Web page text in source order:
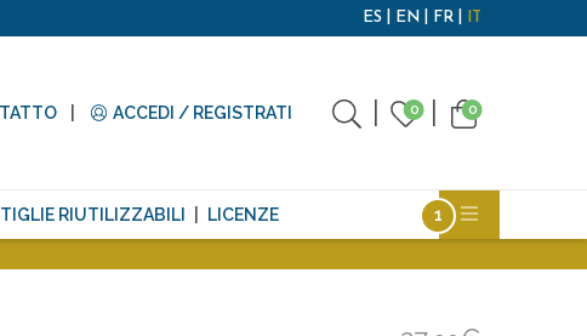
ES EN FR IT
ACCEDI / REGISTRATI 0 0
RIUTILIZZABILI LICENZE